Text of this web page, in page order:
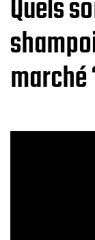
Quels
marché